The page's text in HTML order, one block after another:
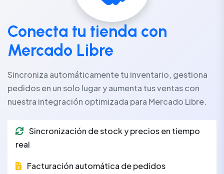
Conecta tu tienda con
Mercado Libre
Sincroniza automáticamente tu inventario, gestiona
pedidos en un solo lugar y aumenta tus ventas con
nuestra integración optimizada para Mercado Libre.
Sincronización de stock y precios en tiempo
real
Facturación automática de pedidos